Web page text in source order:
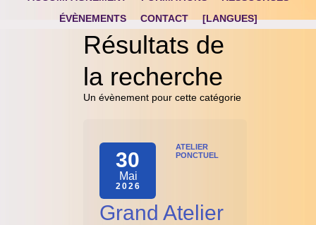
ÉVÈNEMENTS
CONTACT [LANGUES]
Résultats de
la recherche
Un évènement pour cette catégorie
30
Mai
2026
ATELIER
PONCTUEL
Grand Atelier